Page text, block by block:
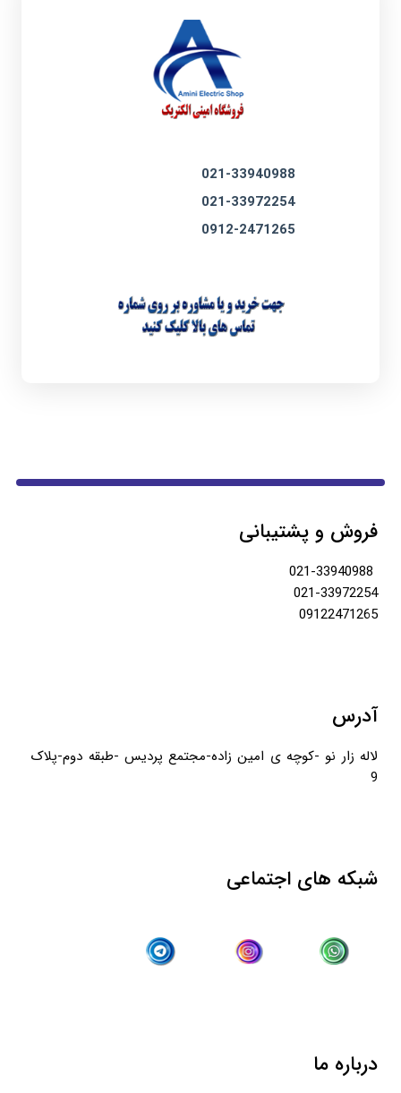
021-33940988
021-33972254
0912-2471265
فروش و پشتیبانی
021-33940988
021-33972254
09122471265
آدرس
لاله زار نو -کوچه ی امین زاده-مجتمع پردیس -طبقه دوم-پلاک
9
شبکه های اجتماعی
درباره ما